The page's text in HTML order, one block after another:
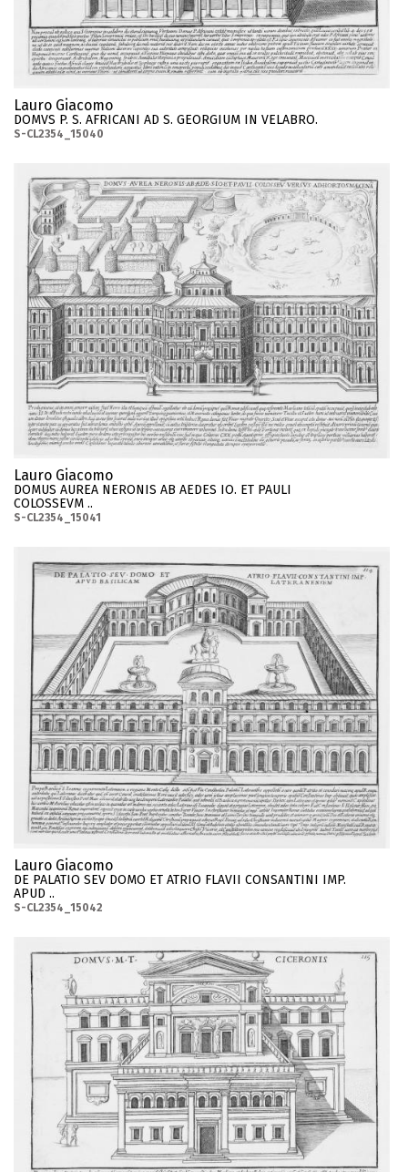
Lauro Giacomo
DOMVS P. S. AFRICANI AD S. GEORGIUM IN VELABRO.
S-CL2354_15040
Lauro Giacomo
DOMUS AUREA NERONIS AB AEDES IO. ET PAULI
COLOSSEVM ..
S-CL2354_15041
Lauro Giacomo
DE PALATIO SEV DOMO ET ATRIO FLAVII CONSANTINI IMP.
APUD ..
S-CL2354_15042